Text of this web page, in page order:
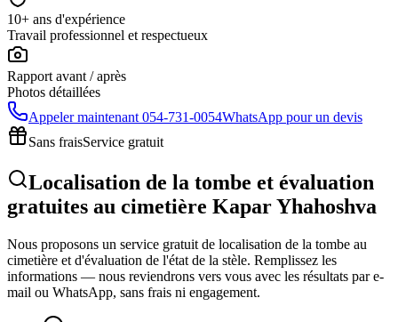
10+ ans d'expérience
Travail professionnel et respectueux
Rapport avant / après
Photos détaillées
Appeler maintenant 054-731-0054WhatsApp pour un devis
Sans fraisService gratuit
Localisation de la tombe et évaluation
gratuites au cimetière Kapar Yhahoshva
Nous proposons un service gratuit de localisation de la tombe au
cimetière et d'évaluation de l'état de la stèle. Remplissez les
informations — nous reviendrons vers vous avec les résultats par e-
mail ou WhatsApp, sans frais ni engagement.